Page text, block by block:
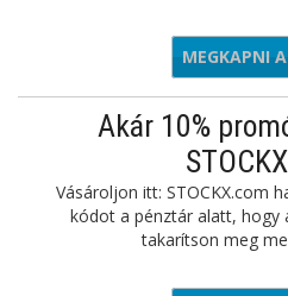
MEGKAPNI
Akár 10%
Vásároljon itt: STOCKX.com
kódot a pénztár alatt, hogy
takarítson meg